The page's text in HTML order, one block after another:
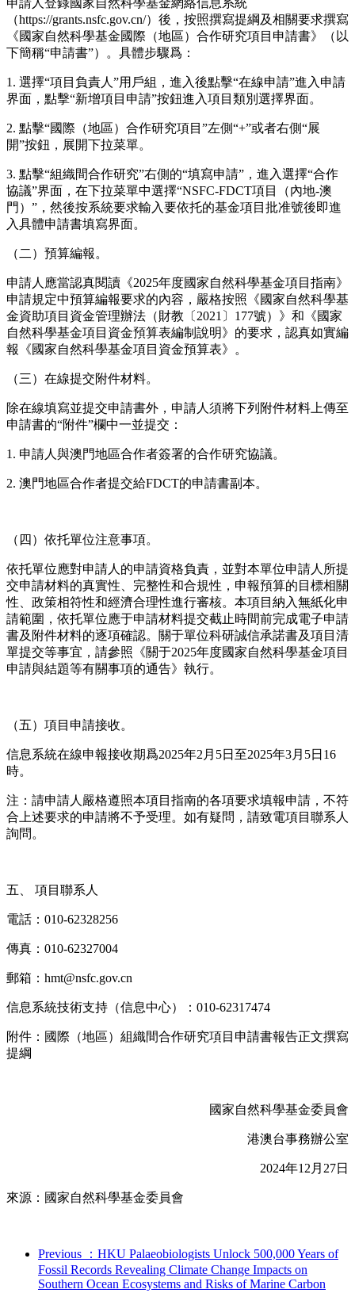
申請人登錄國家自然科學基金網絡信息系統
（https://grants.nsfc.gov.cn/）後，按照撰寫提綱及相關要求撰寫
《國家自然科學基金國際（地區）合作研究項目申請書》（以
下簡稱“申請書”）。具體步驟爲：
1. 選擇“項目負責人”用戶組，進入後點擊“在線申請”進入申請
界面，點擊“新增項目申請”按鈕進入項目類別選擇界面。
2. 點擊“國際（地區）合作研究項目”左側“+”或者右側“展
開”按鈕，展開下拉菜單。
3. 點擊“組織間合作研究”右側的“填寫申請”，進入選擇“合作
協議”界面，在下拉菜單中選擇“NSFC-FDCT項目（內地-澳
門）”，然後按系統要求輸入要依托的基金項目批准號後即進
入具體申請書填寫界面。
（二）預算編報。
申請人應當認真閱讀《2025年度國家自然科學基金項目指南》
申請規定中預算編報要求的內容，嚴格按照《國家自然科學基
金資助項目資金管理辦法（財教〔2021〕177號）》和《國家
自然科學基金項目資金預算表編制說明》的要求，認真如實編
報《國家自然科學基金項目資金預算表》。
（三）在線提交附件材料。
除在線填寫並提交申請書外，申請人須將下列附件材料上傳至
申請書的“附件”欄中一並提交：
1. 申請人與澳門地區合作者簽署的合作研究協議。
2. 澳門地區合作者提交給FDCT的申請書副本。
（四）依托單位注意事項。
依托單位應對申請人的申請資格負責，並對本單位申請人所提
交申請材料的真實性、完整性和合規性，申報預算的目標相關
性、政策相符性和經濟合理性進行審核。本項目納入無紙化申
請範圍，依托單位應于申請材料提交截止時間前完成電子申請
書及附件材料的逐項確認。關于單位科研誠信承諾書及項目清
單提交等事宜，請參照《關于2025年度國家自然科學基金項目
申請與結題等有關事項的通告》執行。
（五）項目申請接收。
信息系統在線申報接收期爲2025年2月5日至2025年3月5日16
時。
注：請申請人嚴格遵照本項目指南的各項要求填報申請，不符
合上述要求的申請將不予受理。如有疑問，請致電項目聯系人
詢問。
五、 項目聯系人
電話：010-62328256
傳真：010-62327004
郵箱：hmt@nsfc.gov.cn
信息系統技術支持（信息中心）：010-62317474
附件：國際（地區）組織間合作研究項目申請書報告正文撰寫
提綱
國家自然科學基金委員會
港澳台事務辦公室
2024年12月27日
來源：國家自然科學基金委員會
Previous
：HKU Palaeobiologists Unlock 500,000 Years of
Fossil Records Revealing Climate Change Impacts on
Southern Ocean Ecosystems and Risks of Marine Carbon